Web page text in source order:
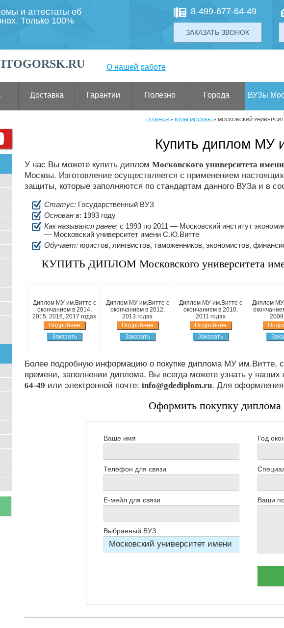
и аттестаты об
Только 100%
8-499-677-64-49
ЗАКАЗАТЬ ЗВОНОК
О нашей работе
Доставка Гарантии Полезно Города ВУЗы
ГЛАВНАЯ» ВУЗЫ МОСКВЫ » МОСКОВСКИЙ
Купить диплом МУ
У нас Вы можете купить диплом Московского университета
Москвы. Изготовление осуществляется с применением
защиты, которые заполняются по стандартам данного ВУЗа и в
Статус: Государственный ВУЗ
Основан в: 1993 году
Как назывался ранее: c 1993 по 2011 — Московский институт
— Московский университет имени С.Ю.Витте
Обучает: юристов, лингвистов, таможенников, экономистов,
КУПИТЬ ДИПЛОМ Московского университета
Диплом МУ им.Витте с
окончанием в 2014,
2015, 2016, 2017 годах
Подробнее
Заказать
Диплом МУ им.Витте с
окончанием в 2012,
2013 годах
Подробнее
Заказать
Диплом МУ им.Витте с
окончанием в 2010,
2011 годах
Подробнее
Заказать
Диплом МУ
2009
Более подробную информацию о покупке диплома МУ им.Витте,
времени, заполнении диплома, Вы всегда можете узнать у
64-49 или электронной почте: info@gdediplom.ru. Для оформления
Оформить покупку
Ваше имя
Телефон для связи
Е-мейл для связи
Выбранный ВУЗ
Год
Ваши